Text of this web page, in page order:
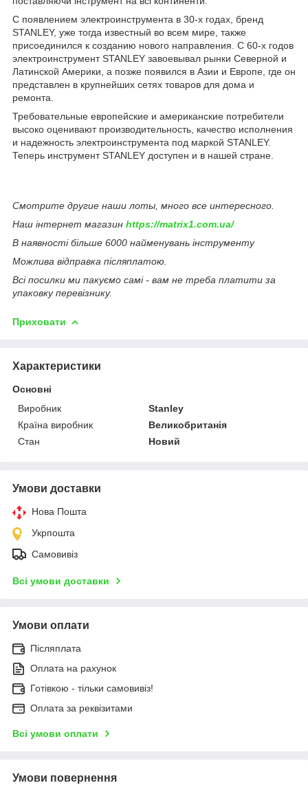
С появлением электроинструмента в 30-х годах, бренд
STANLEY, уже тогда известный во всем мире, также
присоединился к созданию нового направления. С 60-х годов
электроинструмент STANLEY завоевывал рынки Северной и
Латинской Америки, а позже появился в Азии и Европе, где он
представлен в крупнейших сетях товаров для дома и
ремонта.
Требовательные европейские и американские потребители
высоко оценивают производительность, качество исполнения
и надежность электроинструмента под маркой STANLEY.
Теперь инструмент STANLEY доступен и в нашей стране.
Смотрите другие наши лоты, много все интересного.
Наш інтернет магазин https://matrix1.com.ua/
В наявності більше 6000 найменувань інструменту
Можлива відправка післяплатою.
Всі посилки ми пакуємо самі - вам не треба платити за
упаковку перевізнику.
Приховати
Характеристики
Основні
Виробник
Stanley
Країна виробник
Великобританія
Стан
Новий
Умови доставки
Нова Пошта
Укрпошта
Самовивіз
Всі умови доставки
Умови оплати
Післяплата
Оплата на рахунок
Готівкою - тільки самовивіз!
Оплата за реквізитами
Всі умови оплати
Умови повернення